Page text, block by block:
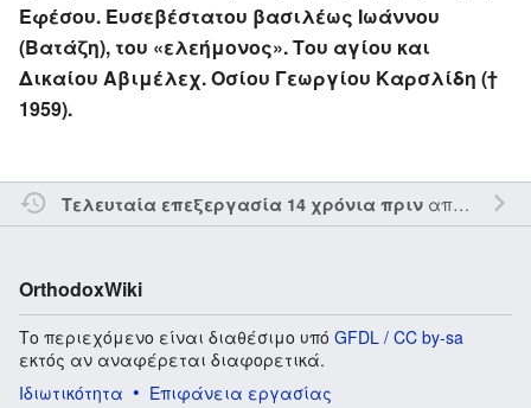
Εφέσου. Ευσεβέστατου βασιλέως Ιωάννου
(Βατάζη), του «ελεήμονος». Του αγίου και
Δικαίου Αβιμέλεχ. Οσίου Γεωργίου Καρσλίδη (†
1959).
Τελευταία επεξεργασία 14 χρόνια πριναπό τον την
OrthodoxWiki
Το περιεχόμενο είναι διαθέσιμο υπό GFDL / CC by-sa
εκτός αν αναφέρεται διαφορετικά.
Ιδιωτικότητα
Επιφάνεια εργασίας